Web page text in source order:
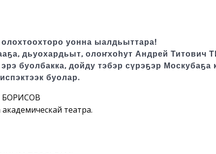
уонна ыалдьыттара!
дьуохардьыт, олоҥхоһут Андрей Титович
буолбакка, дойду тэбэр сүрэҕэр
буолар.
БОРИСОВ
театра.